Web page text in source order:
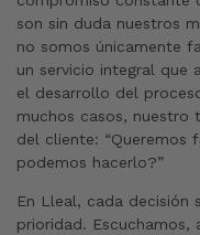
son sin duda nuestros
no somos únicamente
un servicio integral que
el desarrollo del
muchos casos, nuestro
del cliente: “Queremos
podemos hacerlo?”
En Lleal, cada
prioridad. Escuchamos,